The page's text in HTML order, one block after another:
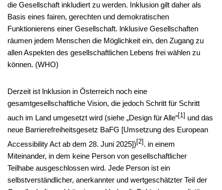
die Gesellschaft inkludiert zu werden. Inklusion gilt daher als
Basis eines fairen, gerechten und demokratischen
Funktionierens einer Gesellschaft. lnklusive Gesellschaften
räumen jedem Menschen die Möglichkeit ein, den Zugang zu
allen Aspekten des gesellschaftlichen Lebens frei wählen zu
können. (WHO)
Derzeit ist lnklusion in Österreich noch eine
gesamtgesellschaftliche Vision, die jedoch Schritt für Schritt
auch im Land umgesetzt wird (siehe „Design für Alle“ [1]
und das
neue Barrierefreiheitsgesetz BaFG [Umsetzung des European
Accessibility Act ab dem 28. Juni 2025]) [2] . in einem
Miteinander, in dem keine Person von gesellschaftlicher
Teilhabe ausgeschlossen wird. Jede Person ist ein
selbstverständlicher, anerkannter und wertgeschätzter Teil der